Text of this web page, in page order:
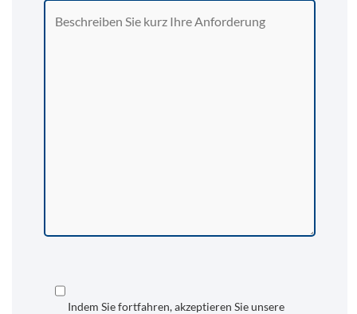
Indem Sie fortfahren, akzeptieren Sie unsere